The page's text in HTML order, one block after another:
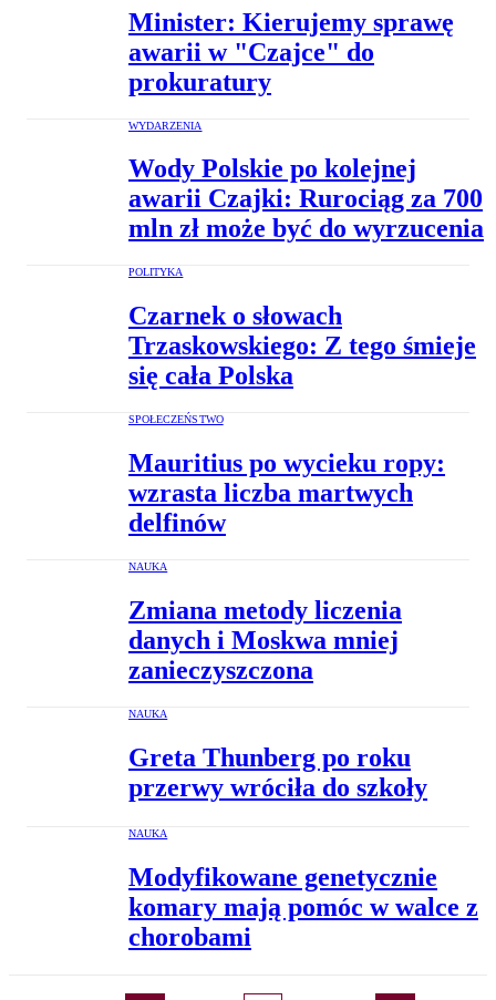
Minister: Kierujemy sprawę
awarii w "Czajce" do
prokuratury
WYDARZENIA
Wody Polskie po kolejnej
awarii Czajki: Rurociąg za 700
mln zł może być do wyrzucenia
POLITYKA
Czarnek o słowach
Trzaskowskiego: Z tego śmieje
się cała Polska
SPOŁECZEŃSTWO
Mauritius po wycieku ropy:
wzrasta liczba martwych
delfinów
NAUKA
Zmiana metody liczenia
danych i Moskwa mniej
zanieczyszczona
NAUKA
Greta Thunberg po roku
przerwy wróciła do szkoły
NAUKA
Modyfikowane genetycznie
komary mają pomóc w walce z
chorobami